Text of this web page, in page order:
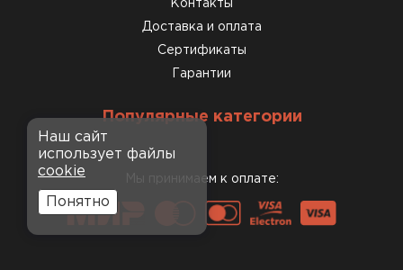
Контакты
Доставка и оплата
Сертификаты
Гарантии
Популярные категории
Мы принимаем к оплате:
Наш сайт
использует файлы
cookie
Понятно